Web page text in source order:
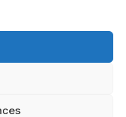
par Chameleon Ideas